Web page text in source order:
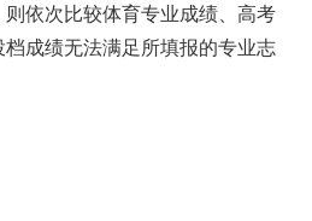
依次比较体育专业成绩、高考
成绩无法满足所填报的专业志